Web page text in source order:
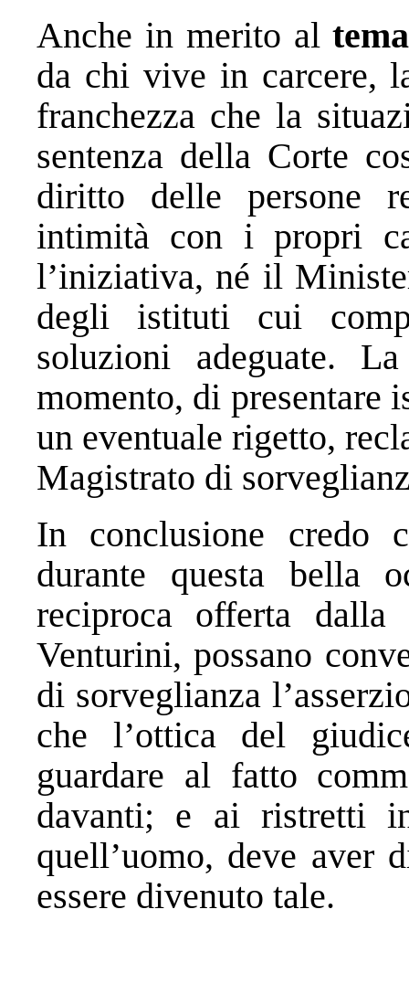
Anche in merito al
da chi vive in carcere,
franchezza che la
sentenza della Corte
diritto delle persone
intimità con i propri
l’iniziativa, né il
degli istituti cui
soluzioni adeguate.
momento, di presentare
un eventuale rigetto,
Magistrato di
In conclusione credo
durante questa bella
reciproca offerta
Venturini, possano
di sorveglianza
che l’ottica del
guardare al fatto
davanti; e ai ristretti
quell’uomo, deve aver
essere divenuto tale.